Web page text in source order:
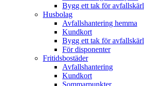
Bygg ett tak för avfallskärl
Husbolag
Avfallshantering hemma
Kundkort
Bygg ett tak för avfallskärl
För disponenter
Fritidsbostäder
Avfallshantering
Kundkort
Sommarpunkter